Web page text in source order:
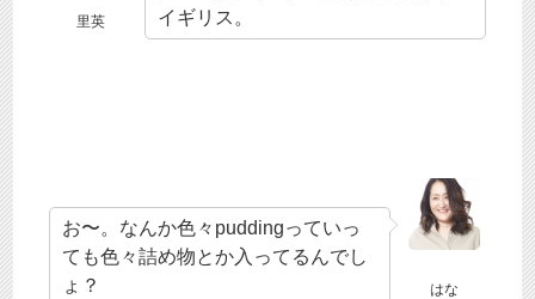
里英
イギリス。
はな
お〜。なんか色々puddingっていっ
ても色々詰め物とか入ってるんでし
ょ？